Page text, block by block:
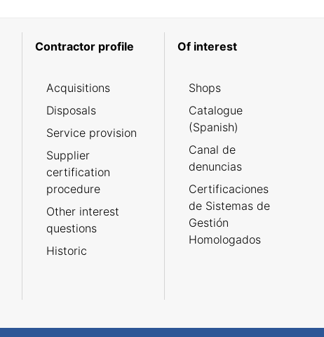
Contractor profile
Acquisitions
Disposals
Service provision
Supplier
certification
procedure
Other interest
questions
Historic
Of interest
Shops
Catalogue
(Spanish)
Canal de
denuncias
Certificaciones
de Sistemas de
Gestión
Homologados